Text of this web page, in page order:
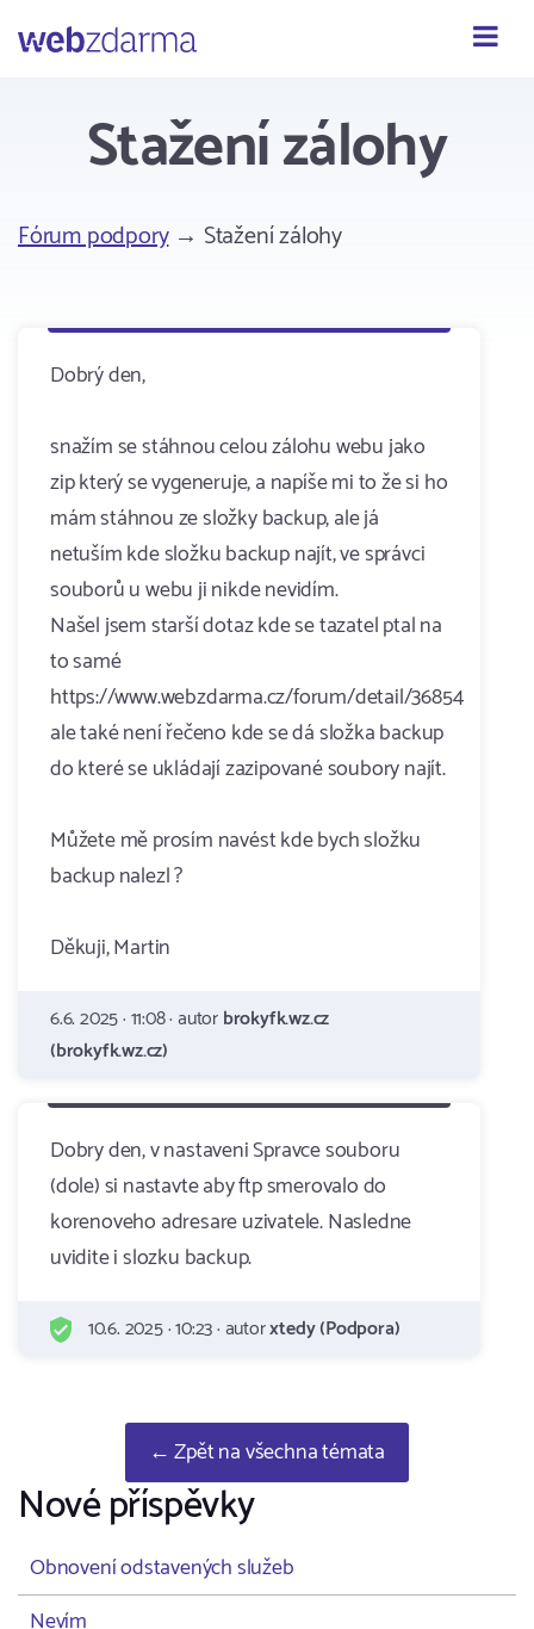
Webzdarma
Stažení zálohy
Fórum podpory→ Stažení zálohy
Dobrý den,
snažím se stáhnou celou zálohu webu jako
zip který se vygeneruje, a napíše mi to že si ho
mám stáhnou ze složky backup, ale já
netuším kde složku backup najít, ve správci
souborů u webu ji nikde nevidím.
Našel jsem starší dotaz kde se tazatel ptal na
to samé
https://www.webzdarma.cz/forum/detail/36854
ale také není řečeno kde se dá složka backup
do které se ukládají zazipované soubory najít.
Můžete mě prosím navést kde bych složku
backup nalezl ?
Děkuji, Martin
6.6. 2025 · 11:08 · autorbrokyfk.wz.cz
(brokyfk.wz.cz)
Dobry den, v nastaveni Spravce souboru
(dole) si nastavte aby ftp smerovalo do
korenoveho adresare uzivatele. Nasledne
uvidite i slozku backup.
10.6. 2025 · 10:23 · autorxtedy (Podpora)
← Zpět na všechna témata
Nové příspěvky
Obnovení odstavených služeb
Nevím